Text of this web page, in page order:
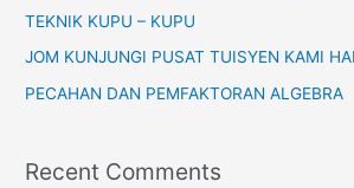
o
TEKNIK KUPU – KUPU
JOM KUNJUNGI PUSAT TUISYEN KAMI
PECAHAN DAN PEMFAKTORAN ALGEBRA
Recent Comments